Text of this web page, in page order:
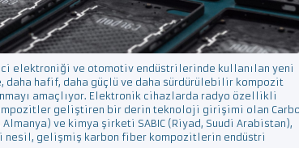
elektroniği ve otomotiv endüstrilerinde kullanılan yeni
daha hafif, daha güçlü ve daha sürdürülebilir kompozit
amaçlıyor. Elektronik cihazlarda radyo özellikli
geliştiren bir derin teknoloji girişimi olan
ve kimya şirketi SABIC (Riyad, Suudi Arabistan),
nesil, gelişmiş karbon fiber kompozitlerin endüstri